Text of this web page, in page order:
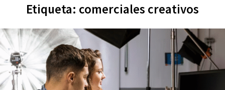
Etiqueta: comerciales creativos